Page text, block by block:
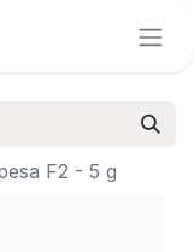
F2 - 5 g